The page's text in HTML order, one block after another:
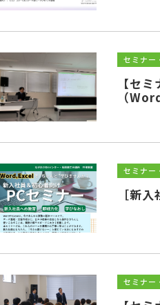
セミナー
【セ
（
セミナー
［新
セミナー